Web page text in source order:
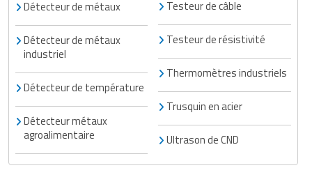
Détecteur de métaux
Détecteur de métaux
industriel
Détecteur de température
Détecteur métaux
agroalimentaire
Testeur de câble
Testeur de résistivité
Thermomètres industriels
Trusquin en acier
Ultrason de CND